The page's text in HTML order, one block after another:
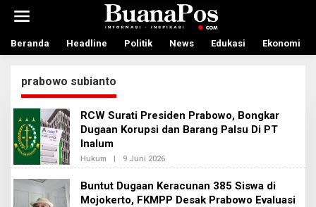
t
Beranda Headline Politik News Edukasi Ekonomi
prabowo subianto
RCW Surati Presiden Prabowo, Bongkar
Dugaan Korupsi dan Barang Palsu Di PT
Inalum
Hukum | 9 Juni 2026
L
H
A
Buntut Dugaan Keracunan 385 Siswa di
Mojokerto, FKMPP Desak Prabowo Evaluasi